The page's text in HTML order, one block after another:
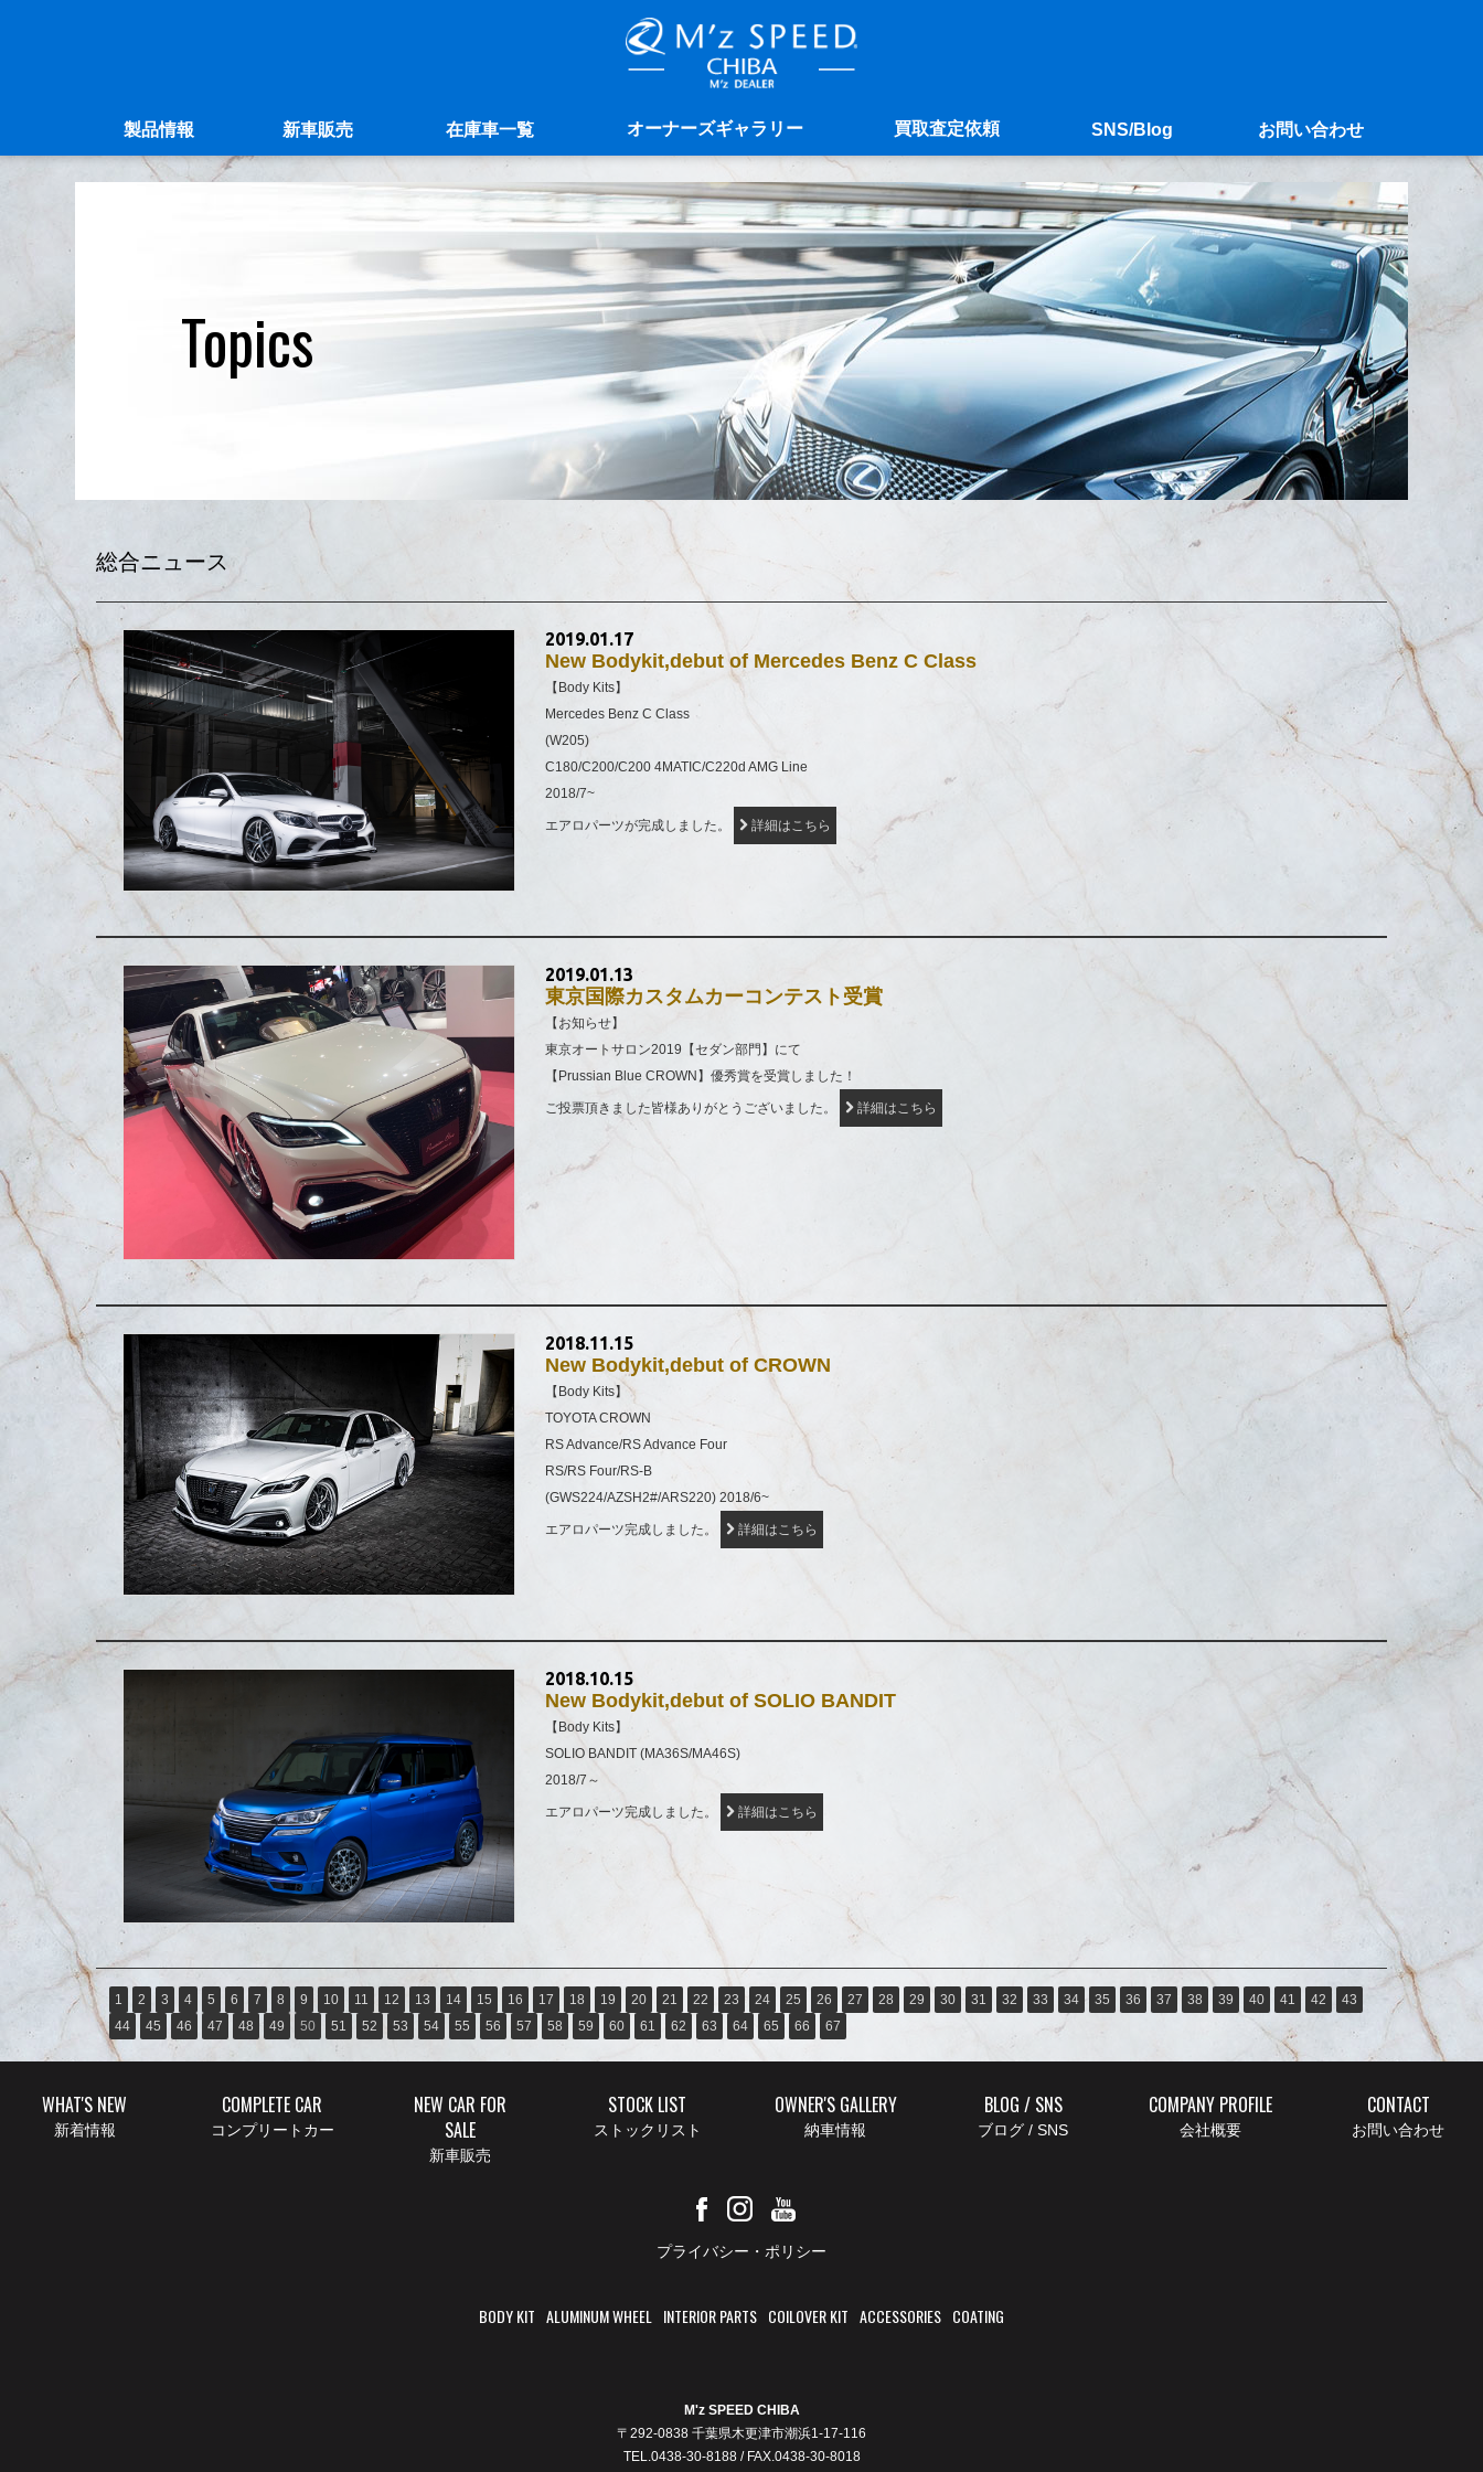
製品情報 新車販売 在庫車一覧 オーナーズギャラリー 買取査定依頼 SNS/Blog お問い合わせ
Topics
総合ニュース
2019.01.17
New Bodykit,debut of Mercedes Benz C Class
【Body Kits】
Mercedes Benz C Class
(W205)
C180/C200/C200 4MATIC/C220d AMG Line
2018/7~
エアロパーツが完成しました。 詳細はこちら
2019.01.13
東京国際カスタムカーコンテスト受賞
【お知らせ】
東京オートサロン2019【セダン部門】にて
【Prussian Blue CROWN】優秀賞を受賞しました！
ご投票頂きました皆様ありがとうございました。 詳細はこちら
2018.11.15
New Bodykit,debut of CROWN
【Body Kits】
TOYOTA CROWN
RS Advance/RS Advance Four
RS/RS Four/RS-B
(GWS224/AZSH2#/ARS220) 2018/6~
エアロパーツ完成しました。 詳細はこちら
2018.10.15
New Bodykit,debut of SOLIO BANDIT
【Body Kits】
SOLIO BANDIT (MA36S/MA46S)
2018/7～
エアロパーツ完成しました。 詳細はこちら
1 2 3 4 5 6 7 8 9 10 11 12 13 14 15 16 17 18 19 20 21 22 23 24 25 26 27 28 29 30 31 32 33 34 35 36 37 38 39 40 41 42
43
44
45 46 47 48 49 50 51 52 53 54 55 56 57 58 59 60 61 62 63 64 65 66 67
WHAT'S NEW
新着情報
COMPLETE CAR
コンプリートカー
NEW CAR FOR
SALE
新車販売
STOCK LIST
ストックリスト
OWNER'S GALLERY
納車情報
BLOG / SNS
ブログ / SNS
COMPANY PROFILE
会社概要
CONTACT
お問い合わせ
プライバシー・ポリシー
BODY KIT ALUMINUM WHEEL INTERIOR PARTS COILOVER KIT ACCESSORIES COATING
M'z SPEED CHIBA
〒292-0838 千葉県木更津市潮浜1-17-116
TEL.0438-30-8188 / FAX.0438-30-8018